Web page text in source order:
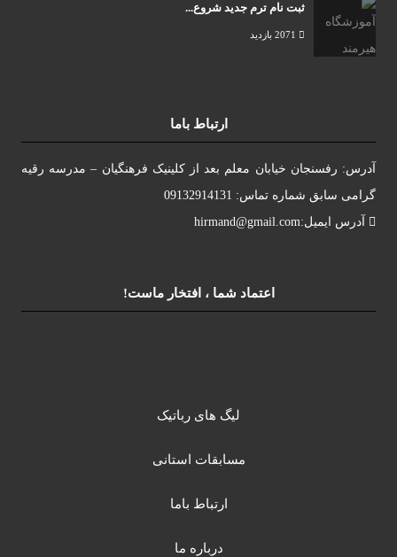
ثبت نام ترم جدید شروع...
ارتباط باما
آدرس: رفسنجان خیابان معلم بعد از کلینیک فرهنگیان – مدرسه رقیه
گرامی سابق شماره تماس: 09132914131
آدرس ایمیل:hirmand@gmail.com
اعتماد شما ، افتخار ماست!
لیگ های رباتیک
مسابقات استانی
ارتباط باما
درباره ما